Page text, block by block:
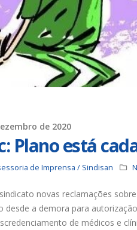
de 2020
Plano está
de Imprensa / Sindisan
novas reclamações
desde a demora para
de médicos e
Diretoria
e Conselho Fiscal do
acontece até o dia
inscritas para a
SINDISAN; pleito
para o
11 de